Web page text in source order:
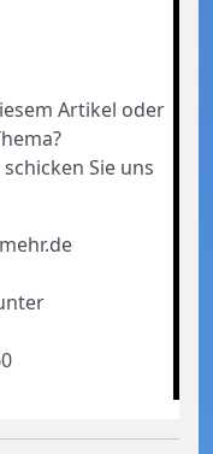
Artikel oder
Sie uns